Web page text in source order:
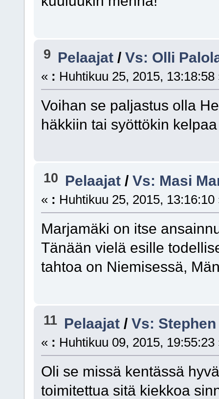
9 Pelaajat /Vs: Olli
« : Huhtikuu 25, 2015, 13:18:58
Voihan se paljastus olla
häkkiin tai syöttökin
10 Pelaajat /Vs: Masi
« : Huhtikuu 25, 2015, 13:16:10
Marjamäki on itse
Tänään vielä esille
tahtoa on Niemisessä,
11 Pelaajat /Vs:
« : Huhtikuu 09, 2015, 19:55:23
Oli se missä kentässä
toimitettua sitä kiekkoa